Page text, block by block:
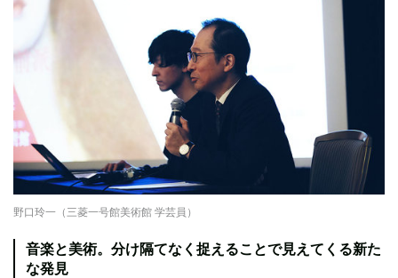
野口玲一（三菱一号館美術館 学芸員）
音楽と美術。分け隔てなく捉えることで見えてくる新た
な発見